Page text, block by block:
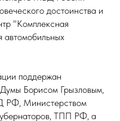
достоинства и
"Комплексная
автомобильных
поддержан
Борисом Грызловым,
Министерством
ТПП РФ, а